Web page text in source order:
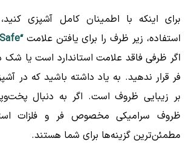
برای اینکه با اطمینان کامل آشپزی
استفاده، زیر ظرف را برای یافتن علامت“Oven Safe”
اگر ظرفی فاقد علامت استاندارد است یا شک
فر قرار ندهید. به یاد داشته باشید که در
بر زیبایی ظروف است. اگر به دنبال
ظروف سرامیکی مخصوص فر و فلزات
مطمئن‌ترین گزینه‌ها برای شما هستند.